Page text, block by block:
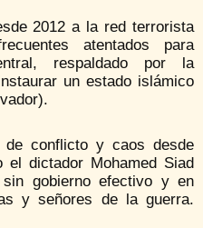
2012 a la red terrorista
atentados para
respaldado por la
un estado islámico
conflicto y caos desde
el dictador Mohamed Siad
gobierno efectivo y en
y señores de la guerra.